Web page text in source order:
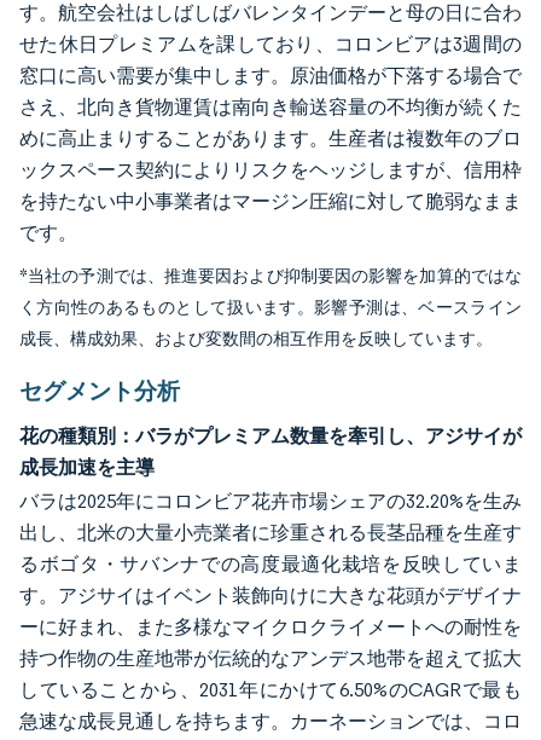
す。航空会社はしばしばバレンタインデーと母の日に合わ
せた休日プレミアムを課しており、コロンビアは3週間の
窓口に高い需要が集中します。原油価格が下落する場合で
さえ、北向き貨物運賃は南向き輸送容量の不均衡が続くた
めに高止まりすることがあります。生産者は複数年のブロ
ックスペース契約によりリスクをヘッジしますが、信用枠
を持たない中小事業者はマージン圧縮に対して脆弱なまま
です。
*当社の予測では、推進要因および抑制要因の影響を加算的ではな
く方向性のあるものとして扱います。影響予測は、ベースライン
成長、構成効果、および変数間の相互作用を反映しています。
セグメント分析
花の種類別：バラがプレミアム数量を牽引し、アジサイが
成長加速を主導
バラは2025年にコロンビア花卉市場シェアの32.20%を生み
出し、北米の大量小売業者に珍重される長茎品種を生産す
るボゴタ・サバンナでの高度最適化栽培を反映していま
す。アジサイはイベント装飾向けに大きな花頭がデザイナ
ーに好まれ、また多様なマイクロクライメートへの耐性を
持つ作物の生産地帯が伝統的なアンデス地帯を超えて拡大
していることから、2031年にかけて6.50%のCAGRで最も
急速な成長見通しを持ちます。カーネーションでは、コロ